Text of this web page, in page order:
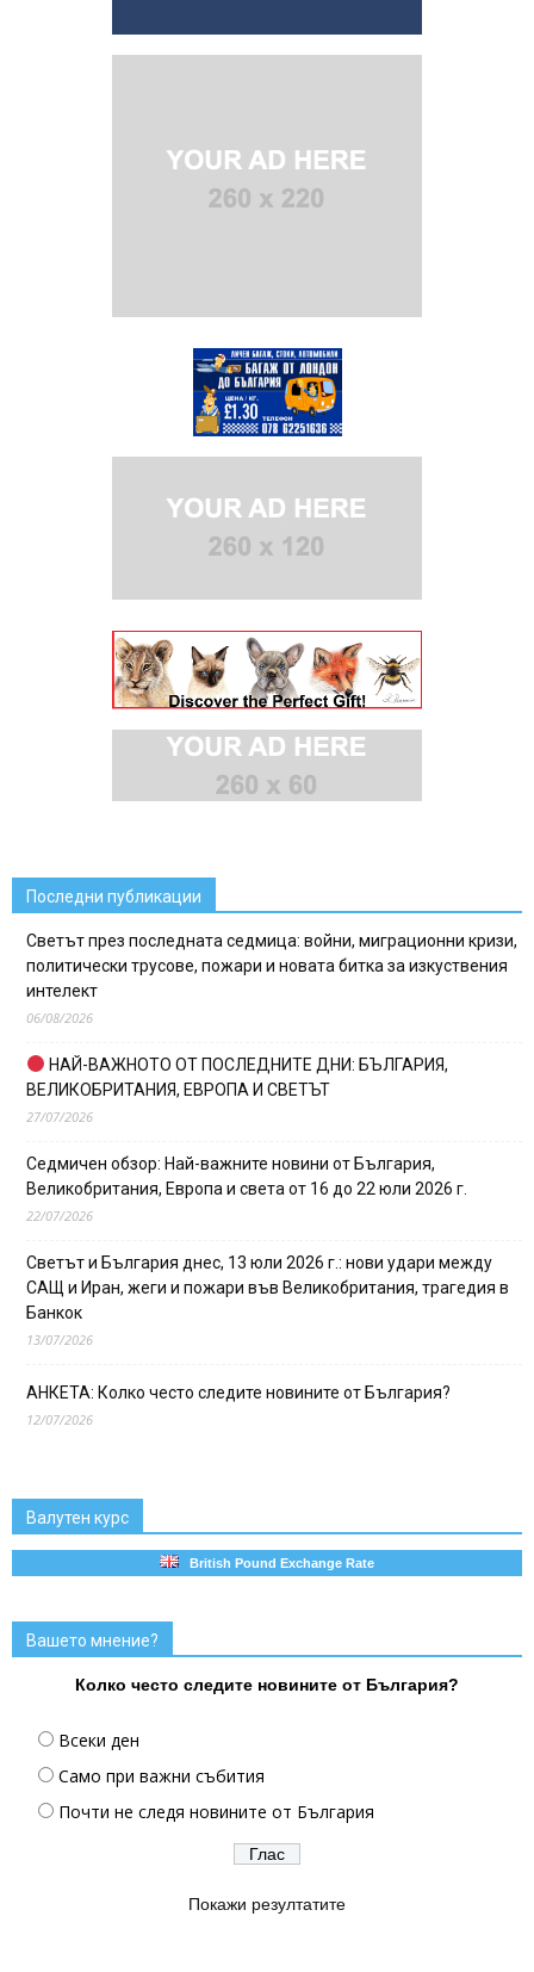
Последни публикации
Светът през последната седмица: войни, миграционни кризи,
политически трусове, пожари и новата битка за изкуствения
интелект
06/08/2026
НАЙ-ВАЖНОТО ОТ ПОСЛЕДНИТЕ ДНИ: БЪЛГАРИЯ,
ВЕЛИКОБРИТАНИЯ, ЕВРОПА И СВЕТЪТ
27/07/2026
Седмичен обзор: Най-важните новини от България,
Великобритания, Европа и света от 16 до 22 юли 2026 г.
22/07/2026
Светът и България днес, 13 юли 2026 г.: нови удари между
САЩ и Иран, жеги и пожари във Великобритания, трагедия в
Банкок
13/07/2026
АНКЕТА: Колко често следите новините от България?
12/07/2026
Валутен курс
British Pound Exchange Rate
Вашето мнение?
Колко често следите новините от България?
Всеки ден
Само при важни събития
Почти не следя новините от България
Покажи резултатите